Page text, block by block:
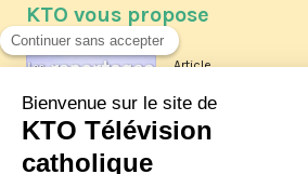
KTO vous propose
Article
Les reportages